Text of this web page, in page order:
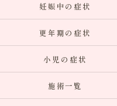
妊娠中の症状
更年期の症状
小児の症状
施術一覧